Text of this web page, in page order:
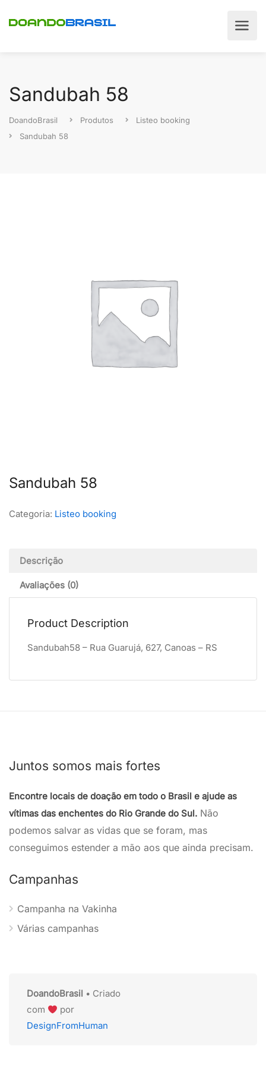
Sandubah 58
DoandoBrasil Produtos
Listeo booking
Sandubah 58
Sandubah 58
Categoria: Listeo booking
Descrição
Avaliações (0)
Product Description
Sandubah58 – Rua Guarujá, 627, Canoas – RS
Juntos somos mais fortes
Encontre locais de doação em todo o Brasil e ajude as
vítimas das enchentes do Rio Grande do Sul. Não
podemos salvar as vidas que se foram, mas
conseguimos estender a mão aos que ainda precisam.
Campanhas
Campanha na Vakinha
Várias campanhas
DoandoBrasil • Criado
com
por
DesignFromHuman